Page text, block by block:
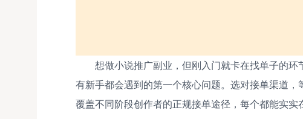
想做小说推广副业，但刚入门就卡在找单子的
有新手都会遇到的第一个核心问题。选对接单渠道
覆盖不同阶段创作者的正规接单途径，每个都能实实